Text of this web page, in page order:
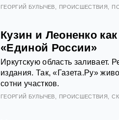
ГЕОРГИЙ БУЛЫЧЕВ ПРОИСШЕСТВИЯ
Кузин и Леоненко
«Единой России»
Иркутскую область заливает.
издания. Так, «Газета.Ру»
сотни участков.
ГЕОРГИЙ БУЛЫЧЕВ ПРОИСШЕСТВИЯ